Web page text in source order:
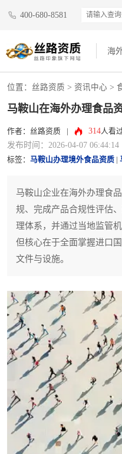
400-680-8581
海
位置： 丝路资质 > 资讯中心 >
马鞍山在海外办理食品
作者：丝路资质 314人看
发布时间：2026-04-07 06:44:14
标签： 马鞍山办理境外食品资质
马鞍山企业在海外办理食
规、完成产品合规性评估
理体系，并通过当地监管
但核心在于全面掌握进口
文件与设施。